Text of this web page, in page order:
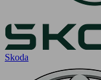
Skoda